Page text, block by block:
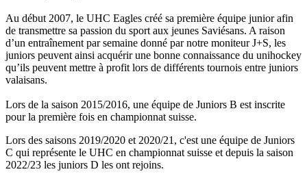
Au début 2007, le UHC Eagles créé sa première équipe junior afin
de transmettre sa passion du sport aux jeunes Saviésans. A raison
d’un entraînement par semaine donné par notre moniteur J+S, les
juniors peuvent ainsi acquérir une bonne connaissance du unihockey
qu’ils peuvent mettre à profit lors de différents tournois entre juniors
valaisans.
Lors de la saison 2015/2016, une équipe de Juniors B est inscrite
pour la première fois en championnat suisse.
Lors des saisons 2019/2020 et 2020/21, c'est une équipe de Juniors
C qui représente le UHC en championnat suisse et depuis la saison
2022/23 les juniors D les ont rejoins.